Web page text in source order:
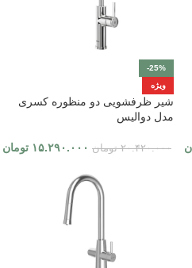
-25%
ویژه
شیر ظرفشویی دو منظوره کسری
مدل دوالیس
۲۰.۴۲۰.۰۰۰ تومان ۱۵.۲۹۰.۰۰۰ تومان